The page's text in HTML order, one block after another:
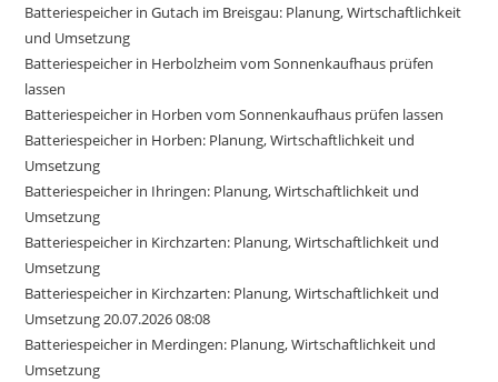
Batteriespeicher in Gutach im Breisgau: Planung, Wirtschaftlichkeit
und Umsetzung
Batteriespeicher in Herbolzheim vom Sonnenkaufhaus prüfen
lassen
Batteriespeicher in Horben vom Sonnenkaufhaus prüfen lassen
Batteriespeicher in Horben: Planung, Wirtschaftlichkeit und
Umsetzung
Batteriespeicher in Ihringen: Planung, Wirtschaftlichkeit und
Umsetzung
Batteriespeicher in Kirchzarten: Planung, Wirtschaftlichkeit und
Umsetzung
Batteriespeicher in Kirchzarten: Planung, Wirtschaftlichkeit und
Umsetzung 20.07.2026 08:08
Batteriespeicher in Merdingen: Planung, Wirtschaftlichkeit und
Umsetzung